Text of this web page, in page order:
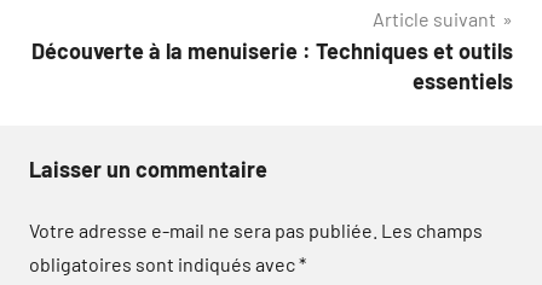
Article suivant
Découverte à la menuiserie : Techniques et outils
essentiels
Laisser un commentaire
Votre adresse e-mail ne sera pas publiée. Les champs
obligatoires sont indiqués avec*